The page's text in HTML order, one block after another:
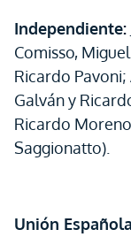
Independiente:
Comisso,
Ricardo
Galván y
Ricardo
Saggionatto).
Unión